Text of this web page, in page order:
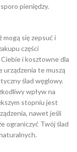
pieniędzy.
mogą się zepsuć i
części
i kosztowne dla
urządzenia te muszą
ślad węglowy.
wpływ na
stopniu jest
nawet jeśli
ograniczyć Twój ślad